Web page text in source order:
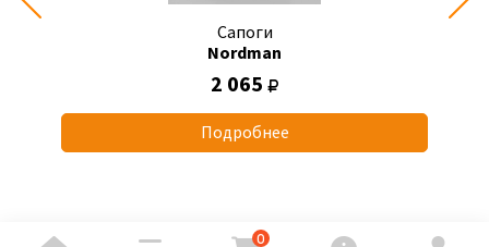
Сапоги
Nordman
2 065
Подробнее
0